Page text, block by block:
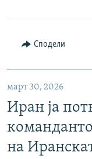
Сподели
март 30, 2026
Иран ја
на